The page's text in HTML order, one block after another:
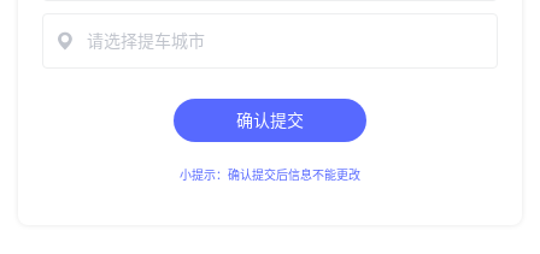
请选择提车城市
确认提交
小提示：确认提交后信息不能更改